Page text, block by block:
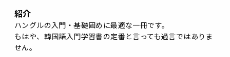
紹介
ハングルの入門・基礎固めに最適な一冊です。
もはや、韓国語入門学習書の定番と言っても過言ではありま
せん。